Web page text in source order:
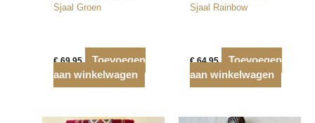
Sjaal Groen
€69,95
Toevoegen
aan winkelwagen
Sjaal Rainbow
€64,95
Toevoegen
aan winkelwagen